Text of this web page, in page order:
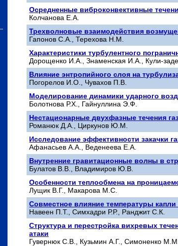
Осредненные виброконвективные
Колчанова Е.А.
Трехволновые взаимодействия
Гапонов С.А., Терехова Н.М.
Характеристики турбулентного
Дорощенко И.А., Знаменская И.А., Кули-
Влияние энтропийного слоя на
Погорелов И.О., Чувахов П.В.
Моделирование динамики ударного
Болотнова Р.Х., Гайнуллина Э.Ф.
Нестационарные двухфазные течения
Романюк Д.А., Циркунов Ю.М.
Исследование эффективности закачки
Афанасьев А.А., Веденеева Е.А.
Внутренние гравитационные волны в
Булатов В.В., Владимиров Ю.В.
Особенности теплообмена на
Лущик В.Г., Макарова М.С.
Совместное влияние температуры
Навеен П.Т., Симхадри Р.Р., Ранджит С.К.
Структура и перестройка вихревых
атаки
Гувернюк С.В., Кузьмин А.Г., Симоненко М.М.